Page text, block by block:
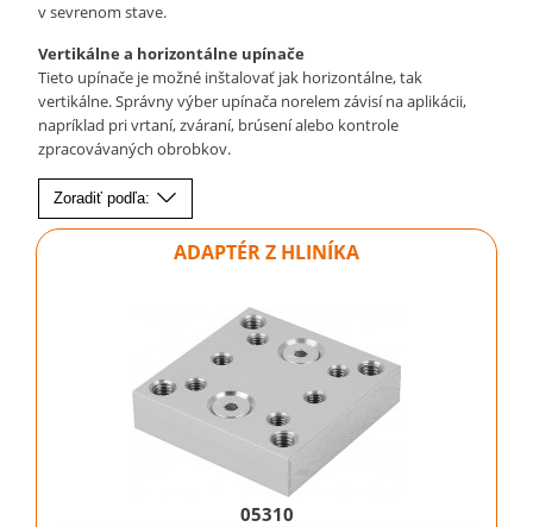
v sevrenom stave.
Vertikálne a horizontálne upínače
Tieto upínače je možné inštalovať jak horizontálne, tak
vertikálne. Správny výber upínača norelem závisí na aplikácii,
napríklad pri vrtaní, zváraní, brúsení alebo kontrole
zpracovávaných obrobkov.
Zoradiť podľa:
ADAPTÉR Z HLINÍKA
05310